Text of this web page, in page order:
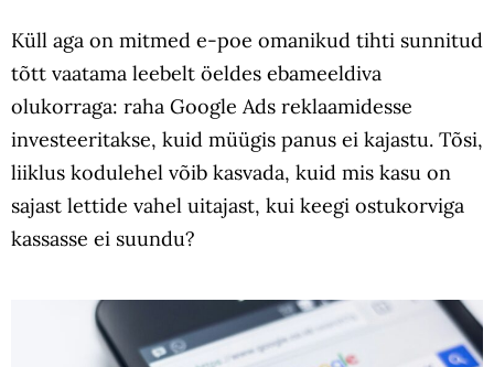
Küll aga on mitmed e-poe omanikud tihti sunnitud
tõtt vaatama leebelt öeldes ebameeldiva
olukorraga: raha Google Ads reklaamidesse
investeeritakse, kuid müügis panus ei kajastu. Tõsi,
liiklus kodulehel võib kasvada, kuid mis kasu on
sajast lettide vahel uitajast, kui keegi ostukorviga
kassasse ei suundu?